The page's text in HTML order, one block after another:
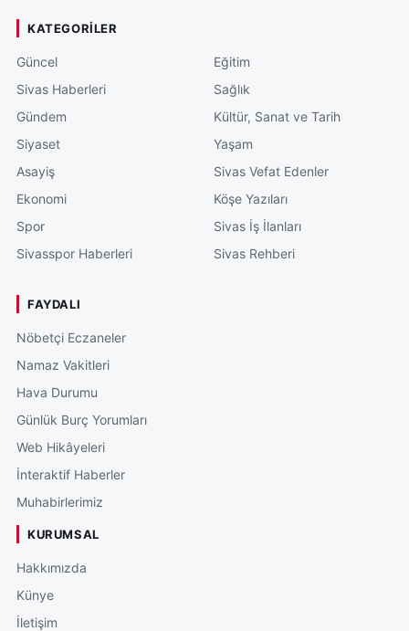
KATEGORILER
Güncel
Sivas Haberleri
Gündem
Siyaset
Asayiş
Ekonomi
Spor
Sivasspor Haberleri
Eğitim
Sağlık
Kültür, Sanat ve Tarih
Yaşam
Sivas Vefat Edenler
Köşe Yazıları
Sivas İş İlanları
Sivas Rehberi
FAYDALI
Nöbetçi Eczaneler
Namaz Vakitleri
Hava Durumu
Günlük Burç Yorumları
Web Hikâyeleri
İnteraktif Haberler
Muhabirlerimiz
KURUMSAL
Hakkımızda
Künye
İletişim